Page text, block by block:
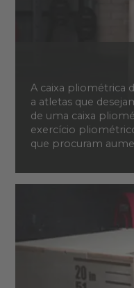
A caixa pliométrica
a atletas que
de uma caixa
exercício
que procuram